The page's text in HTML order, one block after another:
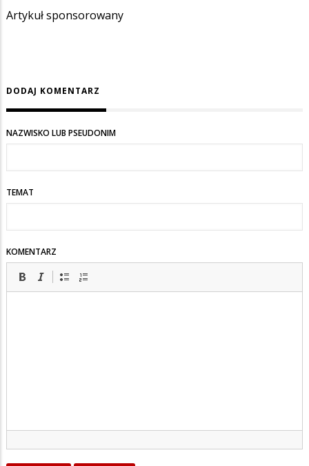
Artykuł sponsorowany
DODAJ KOMENTARZ
NAZWISKO LUB PSEUDONIM
TEMAT
KOMENTARZ